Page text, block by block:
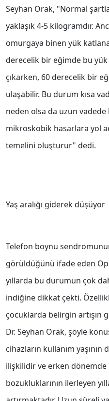
Seyhan Orak, "Normal
yaklaşık 4-5 kilogramdır.
omurgaya binen yük
derecelik bir eğimde bu yük
çıkarken, 60 derecelik bir
ulaşabilir. Bu durum kısa
neden olsa da uzun vadede
mikroskobik hasarlara yol
temelini oluşturur" dedi.
Yaş aralığı giderek düşüyor
Telefon boynu
görüldüğünü ifade eden
yıllarda bu durumun çok
indiğine dikkat çekti.
çocuklarda belirgin artışın
Dr. Seyhan Orak, şöyle
cihazların kullanım
ilişkilidir ve erken
bozukluklarının ilerleyen